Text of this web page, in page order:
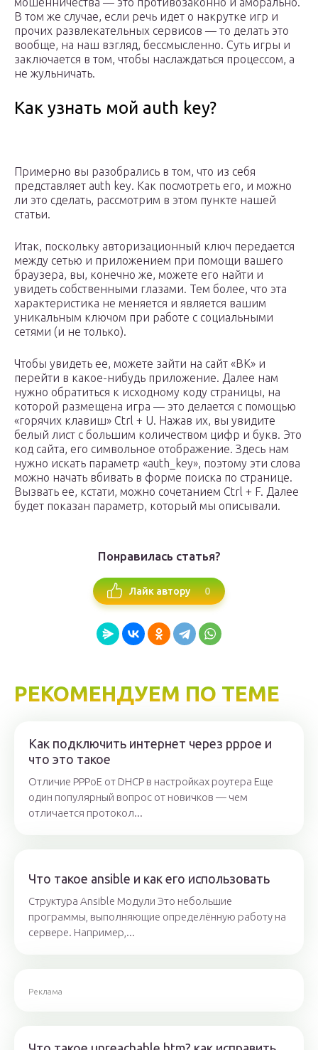
В том же случае, если речь идет о накрутке игр и
прочих развлекательных сервисов — то делать это
вообще, на наш взгляд, бессмысленно. Суть игры и
заключается в том, чтобы наслаждаться процессом, а
не жульничать.
Как узнать мой auth key?
Примерно вы разобрались в том, что из себя
представляет auth key. Как посмотреть его, и можно
ли это сделать, рассмотрим в этом пункте нашей
статьи.
Итак, поскольку авторизационный ключ передается
между сетью и приложением при помощи вашего
браузера, вы, конечно же, можете его найти и
увидеть собственными глазами. Тем более, что эта
характеристика не меняется и является вашим
уникальным ключом при работе с социальными
сетями (и не только).
Чтобы увидеть ее, можете зайти на сайт «ВК» и
перейти в какое-нибудь приложение. Далее нам
нужно обратиться к исходному коду страницы, на
которой размещена игра — это делается с помощью
«горячих клавиш» Ctrl + U. Нажав их, вы увидите
белый лист с большим количеством цифр и букв. Это
код сайта, его символьное отображение. Здесь нам
нужно искать параметр «auth_key», поэтому эти слова
можно начать вбивать в форме поиска по странице.
Вызвать ее, кстати, можно сочетанием Ctrl + F. Далее
будет показан параметр, который мы описывали.
Понравилась статья?
Лайк автору 0
РЕКОМЕНДУЕМ ПО ТЕМЕ
Как подключить интернет через pppoe и
что это такое
Отличие PPPoE от DHCP в настройках роутера Еще
один популярный вопрос от новичков — чем
отличается протокол...
Что такое ansible и как его использовать
Структура Ansible Модули Это небольшие
программы, выполняющие определённую работу на
сервере. Например,...
Реклама